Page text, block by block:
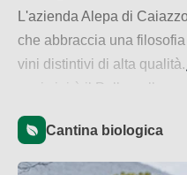
L'azienda Alepa di
che abbraccia una
vini distintivi di alta
suoi vini è il Pallagrello,
Inoltre, Alepa produce olio
corsi specializzati sull'arte
Cantina biologica